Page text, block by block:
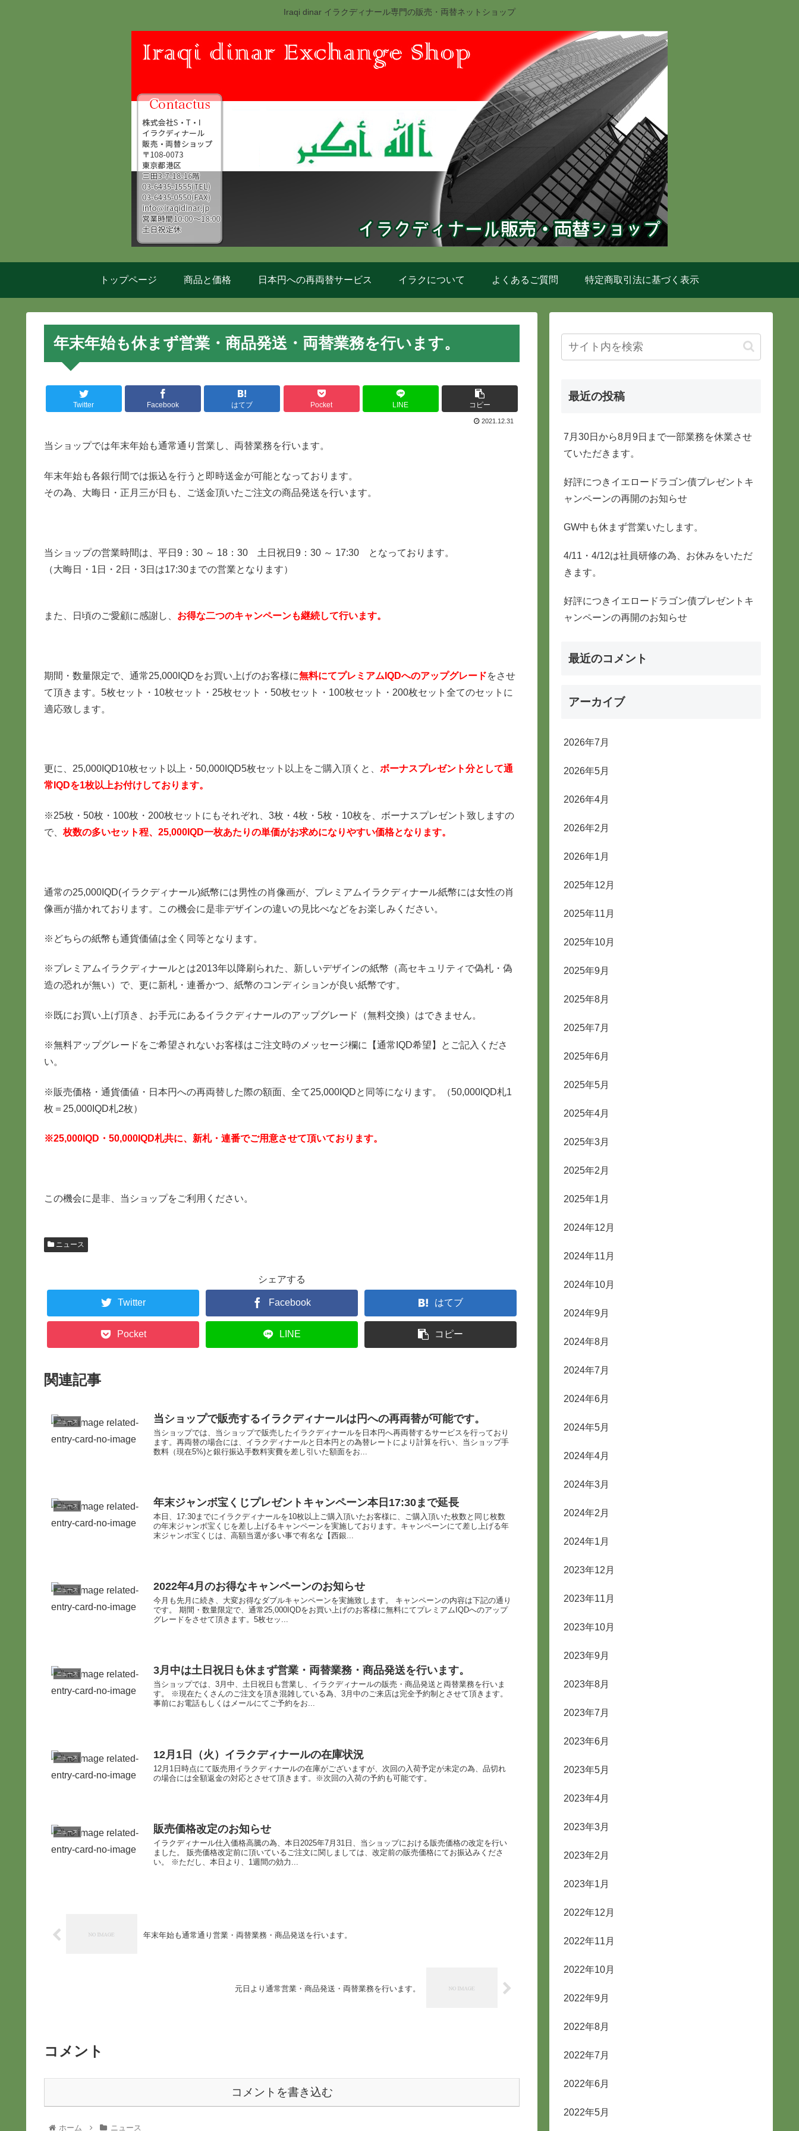
Iraqi dinar イラクディナール専門の販売・両替ネットショップ
トップページ 商品と価格 日本円への再両替サービス イラクについて よくあるご質問 特定商取引法に基づく表示
年末年始も休まず営業・商品発送・両替業務を行います。
Twitter Facebook はてブ Pocket LINE コピー
2021.12.31
当ショップでは年末年始も通常通り営業し、両替業務を行います。
年末年始も各銀行間では振込を行うと即時送金が可能となっております。
その為、大晦日・正月三が日も、ご送金頂いたご注文の商品発送を行います。
当ショップの営業時間は、平日9：30 ～ 18：30 土日祝日9：30 ～ 17:30 となっております。
（大晦日・1日・2日・3日は17:30までの営業となります）
また、日頃のご愛顧に感謝し、 お得な二つのキャンペーンも継続して行います。
期間・数量限定で、通常25,000IQDをお買い上げのお客様に無料にてプレミアムIQDへのアップグレードをさせ
て頂きます。5枚セット・10枚セット・25枚セット・50枚セット・100枚セット・200枚セット全てのセットに
適応致します。
更に、25,000IQD10枚セット以上・50,000IQD5枚セット以上をご購入頂くと、 ボーナスプレゼント分として通
常IQDを1枚以上お付けしております。
※25枚・50枚・100枚・200枚セットにもそれぞれ、3枚・4枚・5枚・10枚を、ボーナスプレゼント致しますの
で、 枚数の多いセット程、25,000IQD一枚あたりの単価がお求めになりやすい価格となります。
通常の25,000IQD(イラクディナール)紙幣には男性の肖像画が、プレミアムイラクディナール紙幣には女性の肖
像画が描かれております。この機会に是非デザインの違いの見比べなどをお楽しみください。
※どちらの紙幣も通貨価値は全く同等となります。
※プレミアムイラクディナールとは2013年以降刷られた、新しいデザインの紙幣（高セキュリティで偽札・偽
造の恐れが無い）で、更に新札・連番かつ、紙幣のコンディションが良い紙幣です。
※既にお買い上げ頂き、お手元にあるイラクディナールのアップグレード（無料交換）はできません。
※無料アップグレードをご希望されないお客様はご注文時のメッセージ欄に【通常IQD希望】とご記入くださ
い。
※販売価格・通貨価値・日本円への再両替した際の額面、全て25,000IQDと同等になります。（50,000IQD札1
枚＝25,000IQD札2枚）
※25,000IQD・50,000IQD札共に、新札・連番でご用意させて頂いております。
この機会に是非、当ショップをご利用ください。
ニュース
シェアする
Twitter Facebook はてブ
Pocket LINE コピー
関連記事
ニュース 当ショップで販売するイラクディナールは円への再両替が可能です。
当ショップでは、当ショップで販売したイラクディナールを日本円へ再両替するサービスを行っており
ます。再両替の場合には、イラクディナールと日本円との為替レートにより計算を行い、当ショップ手
数料（現在5%)と銀行振込手数料実費を差し引いた額面をお...
ニュース 年末ジャンボ宝くじプレゼントキャンペーン本日17:30まで延長
本日、17:30までにイラクディナールを10枚以上ご購入頂いたお客様に、ご購入頂いた枚数と同じ枚数
の年末ジャンボ宝くじを差し上げるキャンペーンを実施しております。キャンペーンにて差し上げる年
末ジャンボ宝くじは、高額当選が多い事で有名な【西銀...
ニュース 2022年4月のお得なキャンペーンのお知らせ
今月も先月に続き、大変お得なダブルキャンペーンを実施致します。 キャンペーンの内容は下記の通り
です。 期間・数量限定で、通常25,000IQDをお買い上げのお客様に無料にてプレミアムIQDへのアップ
グレードをさせて頂きます。5枚セッ...
ニュース 3月中は土日祝日も休まず営業・両替業務・商品発送を行います。
当ショップでは、3月中、土日祝日も営業し、イラクディナールの販売・商品発送と両替業務を行いま
す。 ※現在たくさんのご注文を頂き混雑している為、3月中のご来店は完全予約制とさせて頂きます。
事前にお電話もしくはメールにてご予約をお...
ニュース 12月1日（火）イラクディナールの在庫状況
12月1日時点にて販売用イラクディナールの在庫がございますが、次回の入荷予定が未定の為、品切れ
の場合には全額返金の対応とさせて頂きます。※次回の入荷の予約も可能です。
ニュース 販売価格改定のお知らせ
イラクディナール仕入価格高騰の為、本日2025年7月31日、当ショップにおける販売価格の改定を行い
ました。 販売価格改定前に頂いているご注文に関しましては、改定前の販売価格にてお振込みくださ
い。 ※ただし、本日より、1週間の効力...
年末年始も通常通り営業・両替業務・商品発送を行います。
元日より通常営業・商品発送・両替業務を行います。
コメント
コメントを書き込む
ホーム ニュース
最近の投稿
7月30日から8月9日まで一部業務を休業させ
ていただきます。
好評につきイエロードラゴン債プレゼントキ
ャンペーンの再開のお知らせ
GW中も休まず営業いたします。
4/11・4/12は社員研修の為、お休みをいただ
きます。
好評につきイエロードラゴン債プレゼントキ
ャンペーンの再開のお知らせ
最近のコメント
アーカイブ
2026年7月
2026年5月
2026年4月
2026年2月
2026年1月
2025年12月
2025年11月
2025年10月
2025年9月
2025年8月
2025年7月
2025年6月
2025年5月
2025年4月
2025年3月
2025年2月
2025年1月
2024年12月
2024年11月
2024年10月
2024年9月
2024年8月
2024年7月
2024年6月
2024年5月
2024年4月
2024年3月
2024年2月
2024年1月
2023年12月
2023年11月
2023年10月
2023年9月
2023年8月
2023年7月
2023年6月
2023年5月
2023年4月
2023年3月
2023年2月
2023年1月
2022年12月
2022年11月
2022年10月
2022年9月
2022年8月
2022年7月
2022年6月
2022年5月